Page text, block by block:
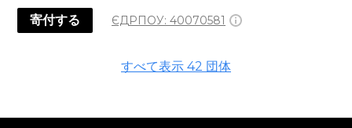
寄付する ЄДРПОУ: 40070581
すべて表示 42 団体